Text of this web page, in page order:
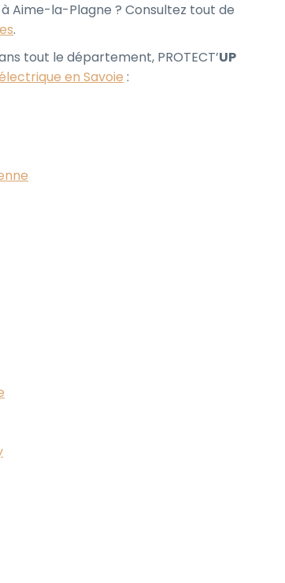
Aime-la-Plagne ? Consultez tout de
.
tout le département, PROTECT’UP
en Savoie :